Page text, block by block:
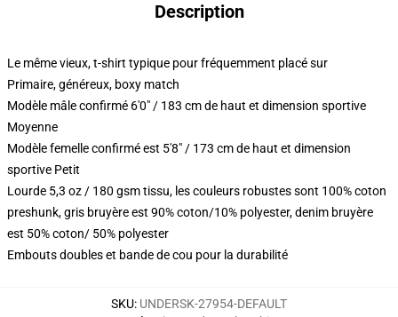
Description
Le même vieux, t-shirt typique pour fréquemment placé sur
Primaire, généreux, boxy match
Modèle mâle confirmé 6'0" / 183 cm de haut et dimension sportive
Moyenne
Modèle femelle confirmé est 5'8" / 173 cm de haut et dimension
sportive Petit
Lourde 5,3 oz / 180 gsm tissu, les couleurs robustes sont 100% coton
preshunk, gris bruyère est 90% coton/10% polyester, denim bruyère
est 50% coton/ 50% polyester
Embouts doubles et bande de cou pour la durabilité
SKU: UNDERSK-27954-DEFAULT